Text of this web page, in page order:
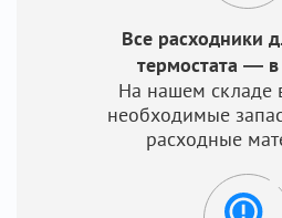
Все расходники
термостата —
На нашем складе
необходимые
расходные